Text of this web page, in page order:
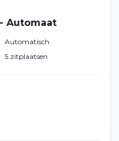
Automaat
Automatisch
5 zitplaatsen